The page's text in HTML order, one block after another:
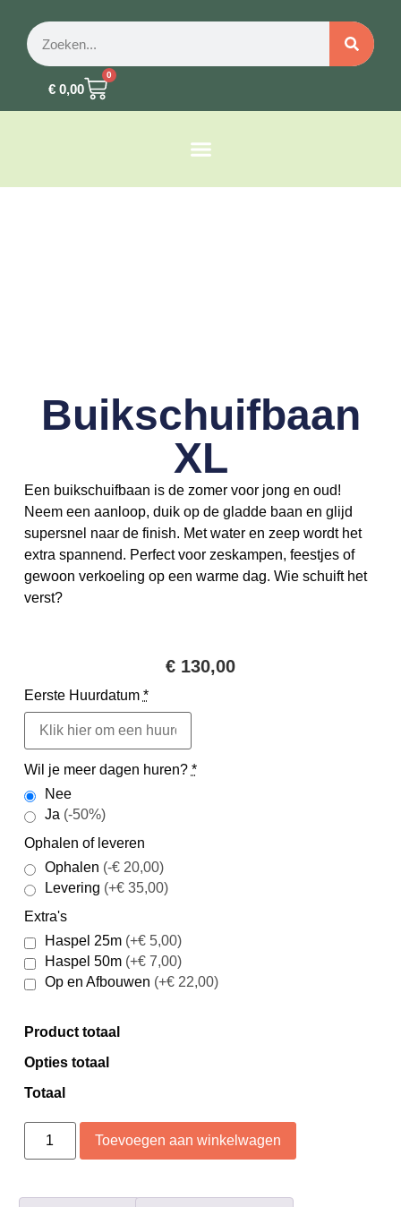
€ 0,00
0
Buikschuifbaan
XL
Een buikschuifbaan is de zomer voor jong en oud!
Neem een aanloop, duik op de gladde baan en glijd
supersnel naar de finish. Met water en zeep wordt het
extra spannend. Perfect voor zeskampen, feestjes of
gewoon verkoeling op een warme dag. Wie schuift het
verst?
€ 130,00
Eerste Huurdatum *
Wil je meer dagen huren? *
Nee
Ja (-50%)
Ophalen of leveren
Ophalen (-€ 20,00)
Levering (+€ 35,00)
Extra's
Haspel 25m (+€ 5,00)
Haspel 50m (+€ 7,00)
Op en Afbouwen (+€ 22,00)
Product totaal
Opties totaal
Totaal
Toevoegen aan winkelwagen